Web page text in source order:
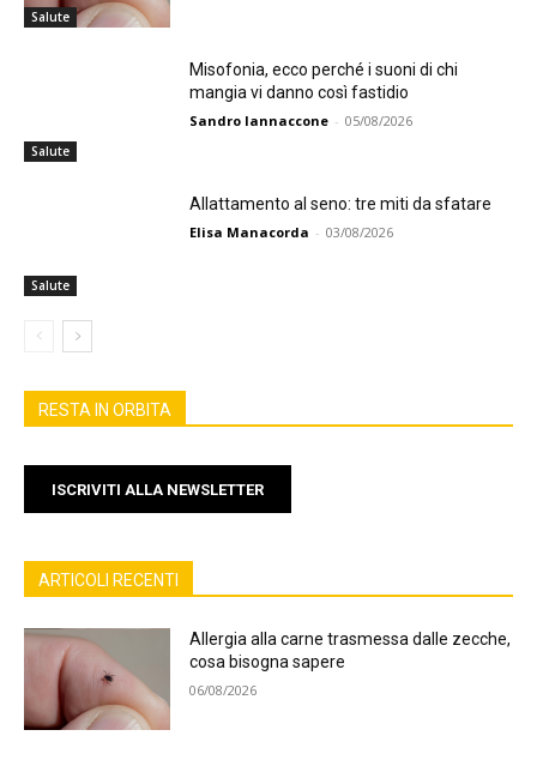
Salute
Salute
Misofonia, ecco perché i suoni di chi
mangia vi danno così fastidio
Sandro Iannaccone - 05/08/2026
Salute
Allattamento al seno: tre miti da sfatare
Elisa Manacorda - 03/08/2026
RESTA IN ORBITA
ISCRIVITI ALLA NEWSLETTER
ARTICOLI RECENTI
Allergia alla carne trasmessa dalle zecche,
cosa bisogna sapere
06/08/2026